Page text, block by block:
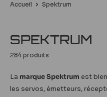
Accueil Spektrum
SPEKTRUM
284 produits
La marque Spektrum est
les servos, émetteurs,